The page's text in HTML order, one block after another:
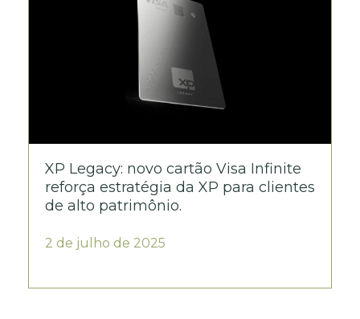
XP Legacy: novo cartão Visa Infinite
reforça estratégia da XP para clientes
de alto patrimônio.
2 de julho de 2025